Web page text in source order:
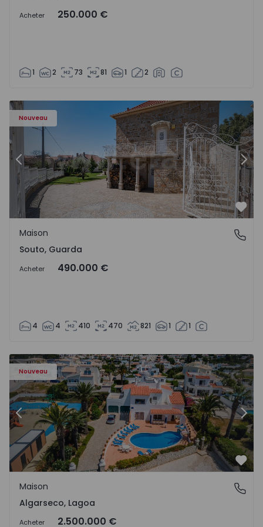
Acheter 250.000 €
1 2 73 81 1 2
Nouveau
Maison T4 Sabugal, Souto - 1575640 - 10
Précédent
Souto, Guarda
Maison
Souto, Guarda
Acheter 490.000 €
4 4 410 470 821 1 1
Nouveau
Maison T6 Lagoa, Algarseco - 1523918 - 51
Précédent
Algarseco, Lagoa
Maison
Algarseco, Lagoa
Acheter 2.500.000 €